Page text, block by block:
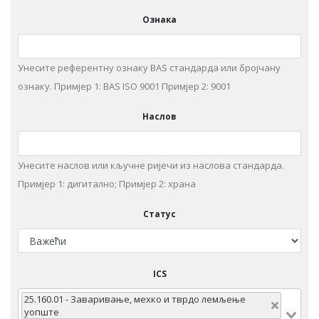
Ознака
Унесите референтну ознаку BAS стандарда или бројчану
ознаку. Примjeр 1: BAS ISO 9001 Примjeр 2: 9001
Наслов
Унeситe наслов или кључне ријечи из нaслoвa стaндaрдa.
Примjeр 1: дигитaлнo; Примjeр 2: храна
Статус
ICS
25.160.01 - Зaвaривaњe, мeхкo и тврдo лeмљeњe
уопште